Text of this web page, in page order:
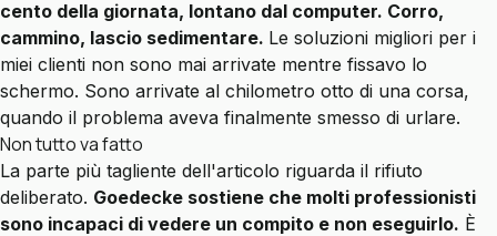
cento della giornata, lontano dal computer. Corro,
cammino, lascio sedimentare. Le soluzioni migliori per i
miei clienti non sono mai arrivate mentre fissavo lo
schermo. Sono arrivate al chilometro otto di una corsa,
quando il problema aveva finalmente smesso di urlare.
Non tutto va fatto
La parte più tagliente dell'articolo riguarda il rifiuto
deliberato. Goedecke sostiene che molti professionisti
sono incapaci di vedere un compito e non eseguirlo. È